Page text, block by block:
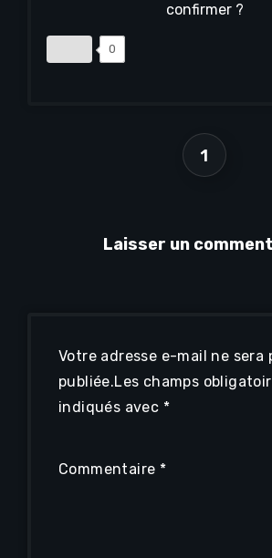
confirmer ?
0
1
Laisser un
Votre adresse e-mail ne sera
publiée.Les champs
indiqués avec *
Commentaire *